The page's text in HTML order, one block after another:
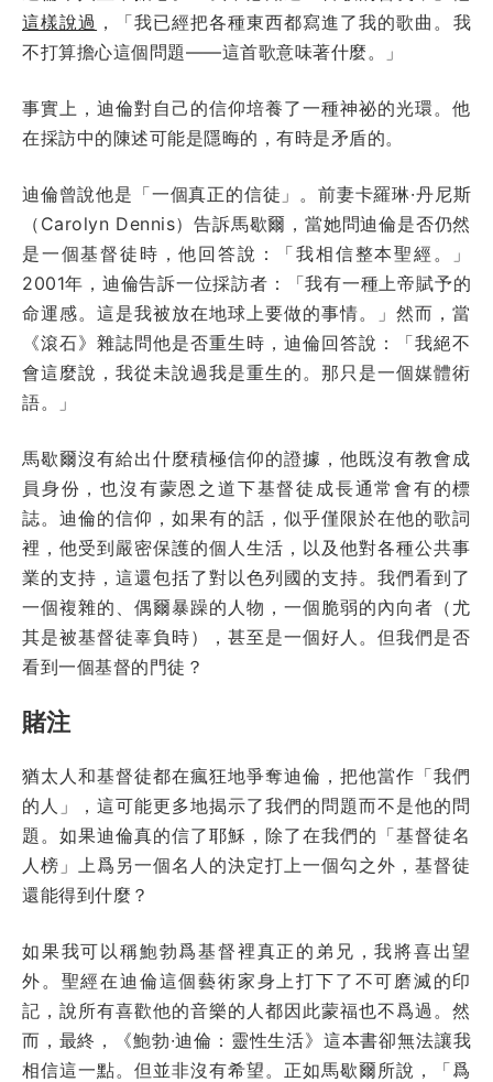
這樣說過 ，「我已經把各種東西都寫進了我的歌曲。我
不打算擔心這個問題——這首歌意味著什麼。」
事實上，迪倫對自己的信仰培養了一種神祕的光環。他
在採訪中的陳述可能是隱晦的，有時是矛盾的。
迪倫曾說他是「一個真正的信徒」。前妻卡羅琳·丹尼斯
（Carolyn Dennis）告訴馬歇爾，當她問迪倫是否仍然
是一個基督徒時，他回答說：「我相信整本聖經。」
2001年，迪倫告訴一位採訪者：「我有一種上帝賦予的
命運感。這是我被放在地球上要做的事情。」然而，當
《滾石》雜誌問他是否重生時，迪倫回答說：「我絕不
會這麼說，我從未說過我是重生的。那只是一個媒體術
語。」
馬歇爾沒有給出什麼積極信仰的證據，他既沒有教會成
員身份，也沒有蒙恩之道下基督徒成長通常會有的標
誌。迪倫的信仰，如果有的話，似乎僅限於在他的歌詞
裡，他受到嚴密保護的個人生活，以及他對各種公共事
業的支持，這還包括了對以色列國的支持。我們看到了
一個複雜的、偶爾暴躁的人物，一個脆弱的內向者（尤
其是被基督徒辜負時），甚至是一個好人。但我們是否
看到一個基督的門徒？
賭注
猶太人和基督徒都在瘋狂地爭奪迪倫，把他當作「我們
的人」，這可能更多地揭示了我們的問題而不是他的問
題。如果迪倫真的信了耶穌，除了在我們的「基督徒名
人榜」上爲另一個名人的決定打上一個勾之外，基督徒
還能得到什麼？
如果我可以稱鮑勃爲基督裡真正的弟兄，我將喜出望
外。聖經在迪倫這個藝術家身上打下了不可磨滅的印
記，說所有喜歡他的音樂的人都因此蒙福也不爲過。然
而，最終，《鮑勃·迪倫：靈性生活》這本書卻無法讓我
相信這一點。但並非沒有希望。正如馬歇爾所說，「爲